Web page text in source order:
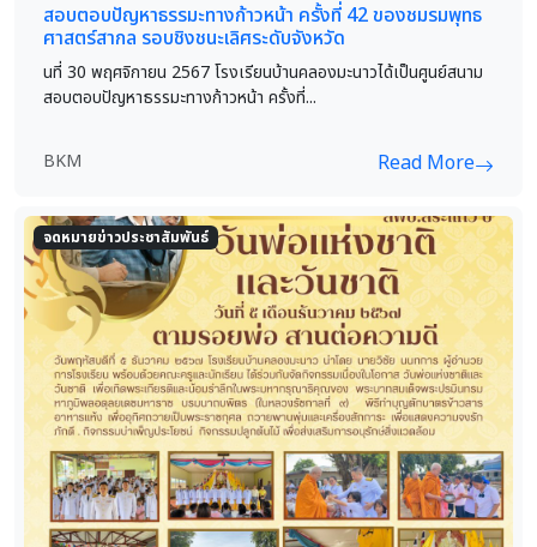
สอบตอบปัญหาธรรมะทางก้าวหน้า ครั้งที่ 42 ของชมรมพุทธ
ศาสตร์สากล รอบชิงชนะเลิศระดับจังหวัด
นที่ 30 พฤศจิกายน 2567 โรงเรียนบ้านคลองมะนาวได้เป็นศูนย์สนาม
สอบตอบปัญหาธรรมะทางก้าวหน้า ครั้งที่...
BKM Read More
จดหมายข่าวประชาสัมพันธ์